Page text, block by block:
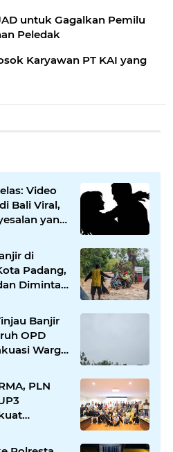
untuk Gagalkan Pemilu
Peledak
Karyawan PT KAI yang
Video
Bali Viral,
yang
di
Padang,
Diminta
Banjir
OPD
Warga
PLN